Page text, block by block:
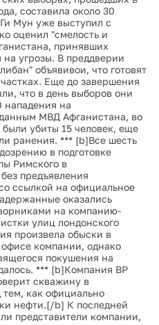
составила около 30
Мун уже выступил с
оценил "смелость и
принявших
угрозы. В преддверии
объявивои, что готовят
Еще до завершения
что в день выборов они
на
МВД Афганистана, во
убиты 15 человек, еще
ранения. *** [b]Все шесть
в подготовке
Римского в
предъявления
ссылкой на официальное
оказались
на компанию-
улиц лондонского
произвела обыски в
компании, однако
покушения на
*** [b]Компания BP
скважину в
как официально
нефти.[/b] К последней
представители компании,